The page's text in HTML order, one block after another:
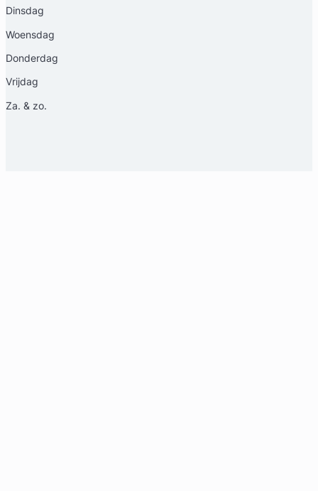
Dinsdag
Woensdag
Donderdag
Vrijdag
Za. & zo.